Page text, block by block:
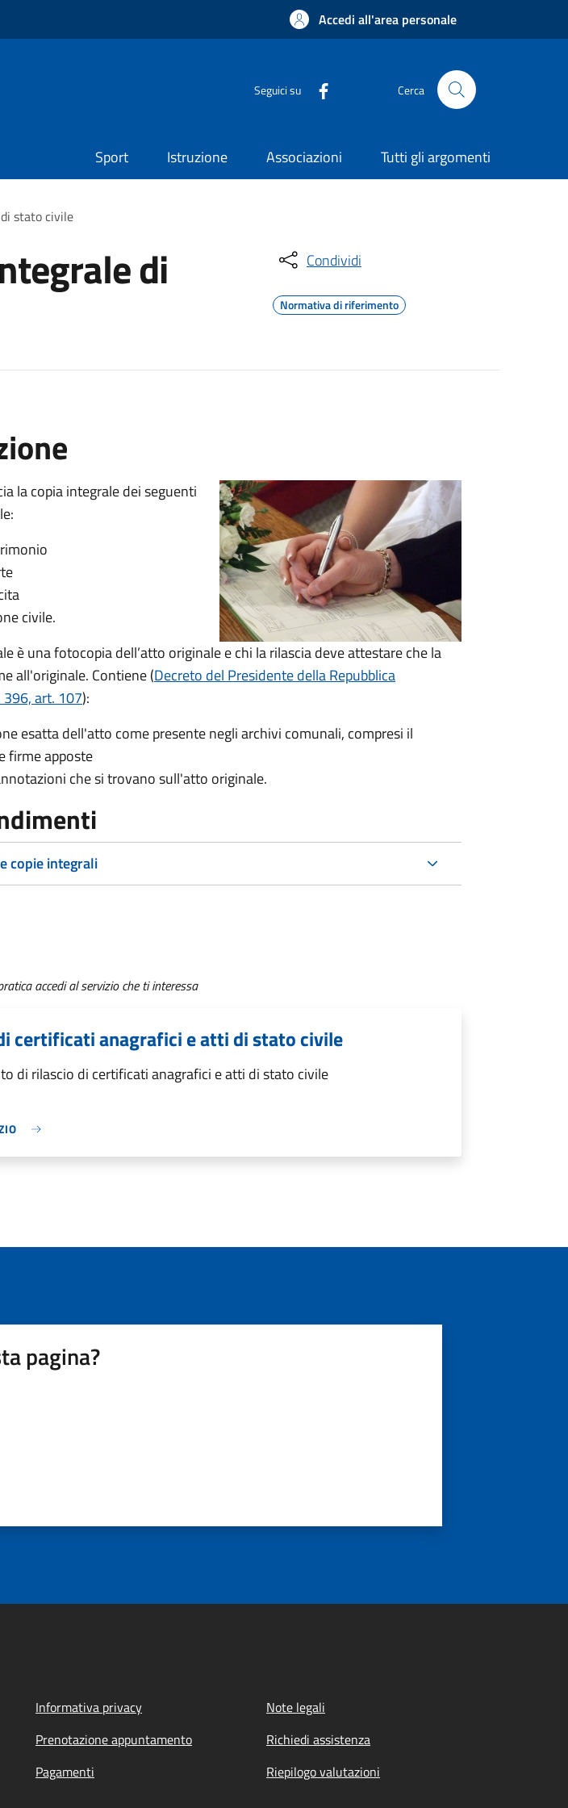
Accedi all'area personale
Seguici su Cerca
Sport Istruzione Associazioni Tutti gli argomenti
stato civile
di Condividi
Normativa di riferimento
la copia integrale dei seguenti
civile.
è una fotocopia dell’atto originale e chi la rilascia deve attestare che la
all'originale. Contiene (Decreto del Presidente della Repubblica
art. 107):
esatta dell'atto come presente negli archivi comunali, compresi il
firme apposte
che si trovano sull'atto originale.
copie integrali
accedi al servizio che ti interessa
certificati anagrafici e atti di stato civile
di rilascio di certificati anagrafici e atti di stato civile
pagina?
Informativa privacy
Note legali
Prenotazione appuntamento
Richiedi assistenza
Pagamenti
Riepilogo valutazioni